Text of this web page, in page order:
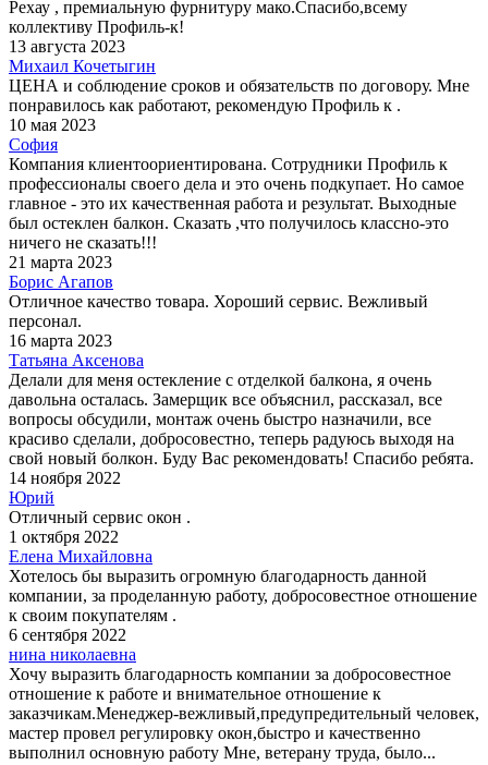
Рехау , премиальную фурнитуру мако.Спасибо,всему
коллективу Профиль-к!
13 августа 2023
Михаил Кочетыгин
ЦЕНА и соблюдение сроков и обязательств по договору. Мне
понравилось как работают, рекомендую Профиль к .
10 мая 2023
София
Компания клиентоориентирована. Сотрудники Профиль к
профессионалы своего дела и это очень подкупает. Но самое
главное - это их качественная работа и результат. Выходные
был остеклен балкон. Сказать ,что получилось классно-это
ничего не сказать!!!
21 марта 2023
Борис Агапов
Отличное качество товара. Хороший сервис. Вежливый
персонал.
16 марта 2023
Татьяна Аксенова
Делали для меня остекление с отделкой балкона, я очень
давольна осталась. Замерщик все объяснил, рассказал, все
вопросы обсудили, монтаж очень быстро назначили, все
красиво сделали, добросовестно, теперь радуюсь выходя на
свой новый болкон. Буду Вас рекомендовать! Спасибо ребята.
14 ноября 2022
Юрий
Отличный сервис окон .
1 октября 2022
Елена Михайловна
Хотелось бы выразить огромную благодарность данной
компании, за проделанную работу, добросовестное отношение
к своим покупателям .
6 сентября 2022
нина николаевна
Хочу выразить благодарность компании за добросовестное
отношение к работе и внимательное отношение к
заказчикам.Менеджер-вежливый,предупредительный человек,
мастер провел регулировку окон,быстро и качественно
выполнил основную работу Мне, ветерану труда, было...